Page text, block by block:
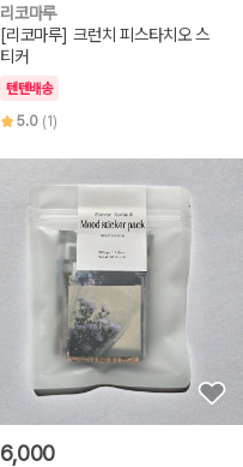
리코마루
[리코마루] 크런치 피스타치오 스
티커
텐텐배송
5.0 (1)
6,000